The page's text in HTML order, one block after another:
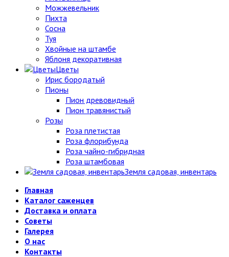
Можжевельник
Пихта
Сосна
Туя
Хвойные на штамбе
Яблоня декоративная
Цветы
Ирис бородатый
Пионы
Пион древовидный
Пион травянистый
Розы
Роза плетистая
Роза флорибунда
Роза чайно-гибридная
Роза штамбовая
Земля садовая, инвентарь
Главная
Каталог саженцев
Доставка и оплата
Советы
Галерея
О нас
Контакты